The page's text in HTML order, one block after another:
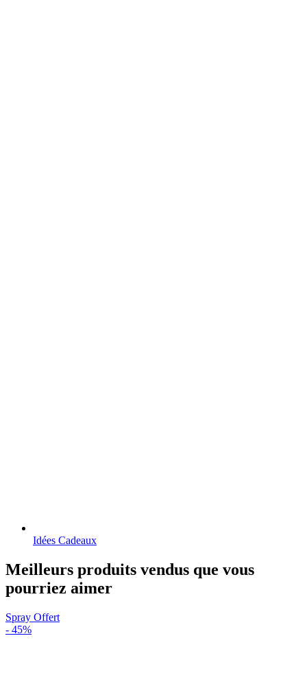
Idées Cadeaux
Meilleurs produits vendus que vous
pourriez aimer
Spray Offert
- 45%